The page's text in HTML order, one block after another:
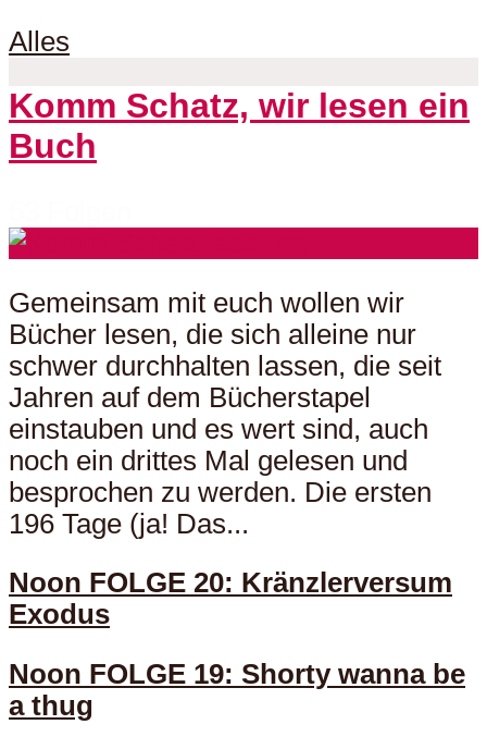
Alles
Komm Schatz, wir lesen ein
Buch
Gemeinsam mit euch wollen wir
Bücher lesen, die sich alleine nur
schwer durchhalten lassen, die seit
Jahren auf dem Bücherstapel
einstauben und es wert sind, auch
noch ein drittes Mal gelesen und
besprochen zu werden. Die ersten
196 Tage (ja! Das...
Noon FOLGE 20: Kränzlerversum
Exodus
Noon FOLGE 19: Shorty wanna be
a thug